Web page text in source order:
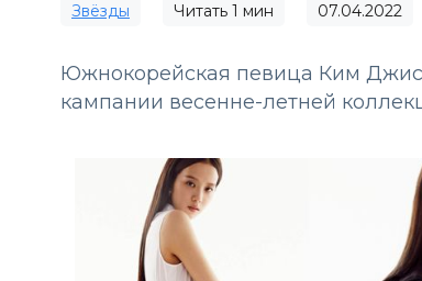
Звёзды Читать 1 мин 07.04.2022
Южнокорейская певица Ким
кампании весенне-летней